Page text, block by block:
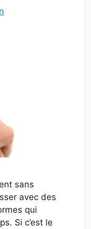
sans
avec des
qui
Si c’est le